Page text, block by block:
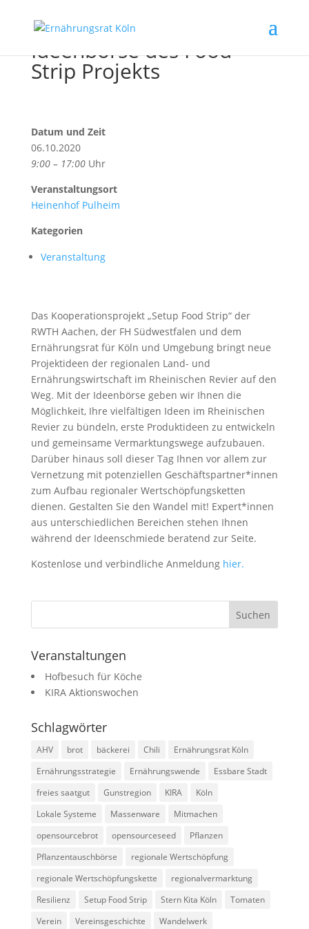
Ideenbörse des Food
Strip Projekts
Datum und Zeit
06.10.2020
9:00 – 17:00Uhr
Veranstaltungsort
Heinenhof Pulheim
Kategorien
Veranstaltung
Das Kooperationsprojekt „Setup Food Strip“ der
RWTH Aachen, der FH Südwestfalen und dem
Ernährungsrat für Köln und Umgebung bringt neue
Projektideen der regionalen Land- und
Ernährungswirtschaft im Rheinischen Revier auf den
Weg. Mit der Ideenbörse geben wir Ihnen die
Möglichkeit, Ihre vielfältigen Ideen im Rheinischen
Revier zu bündeln, erste Produktideen zu entwickeln
und gemeinsame Vermarktungswege aufzubauen.
Darüber hinaus soll dieser Tag Ihnen vor allem zur
Vernetzung mit potenziellen Geschäftspartner*innen
zum Aufbau regionaler Wertschöpfungsketten
dienen. Gestalten Sie den Wandel mit! Expert*innen
aus unterschiedlichen Bereichen stehen Ihnen
während der Ideenschmiede beratend zur Seite.
Kostenlose und verbindliche Anmeldung hier.
Veranstaltungen
Hofbesuch für Köche
KIRA Aktionswochen
Schlagwörter
AHV brot bäckerei Chili
Ernährungsrat Köln
Ernährungsstrategie
Ernährungswende
Essbare Stadt
freies saatgut
Gunstregion KIRA
Köln
Lokale Systeme
Massenware
Mitmachen
opensourcebrot
opensourceseed
Pflanzen
Pflanzentauschbörse
regionale Wertschöpfung
regionale Wertschöpfungskette
regionalvermarktung
Resilienz
Setup Food Strip Stern Kita Köln
Tomaten
Verein
Vereinsgeschichte Wandelwerk